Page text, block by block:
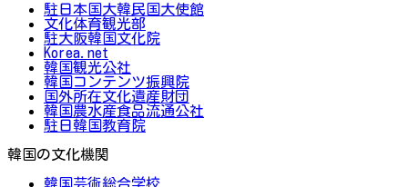
駐日本国大韓民国大使館
文化体育観光部
駐大阪韓国文化院
Korea.net
韓国観光公社
韓国コンテンツ振興院
国外所在文化遺産財団
韓国農水産食品流通公社
駐日韓国教育院
韓国の文化機関
韓国芸術総合学校